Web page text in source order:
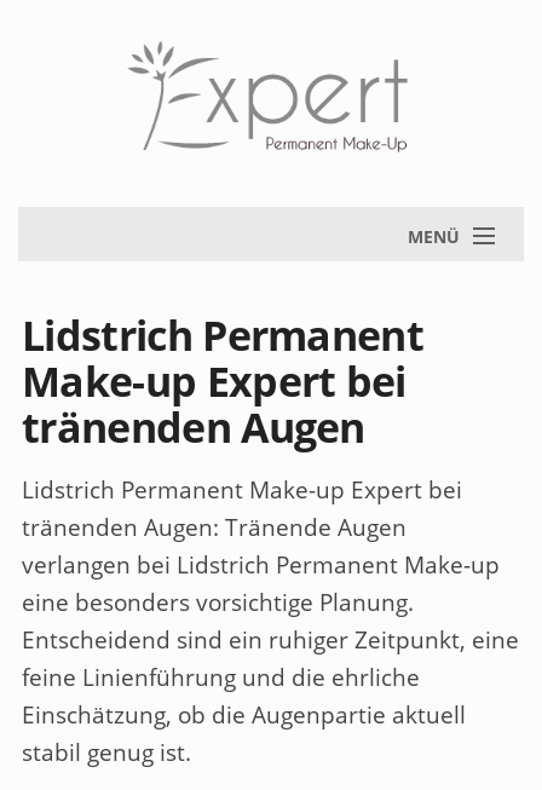
MENÜ
Lidstrich Permanent
Make-up Expert bei
tränenden Augen
Lidstrich Permanent Make-up Expert bei
tränenden Augen: Tränende Augen
verlangen bei Lidstrich Permanent Make-up
eine besonders vorsichtige Planung.
Entscheidend sind ein ruhiger Zeitpunkt, eine
feine Linienführung und die ehrliche
Einschätzung, ob die Augenpartie aktuell
stabil genug ist.